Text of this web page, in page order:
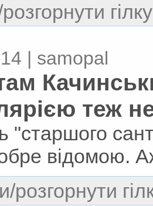
| samopal
теж
"старшого
відомою.
розгорнути